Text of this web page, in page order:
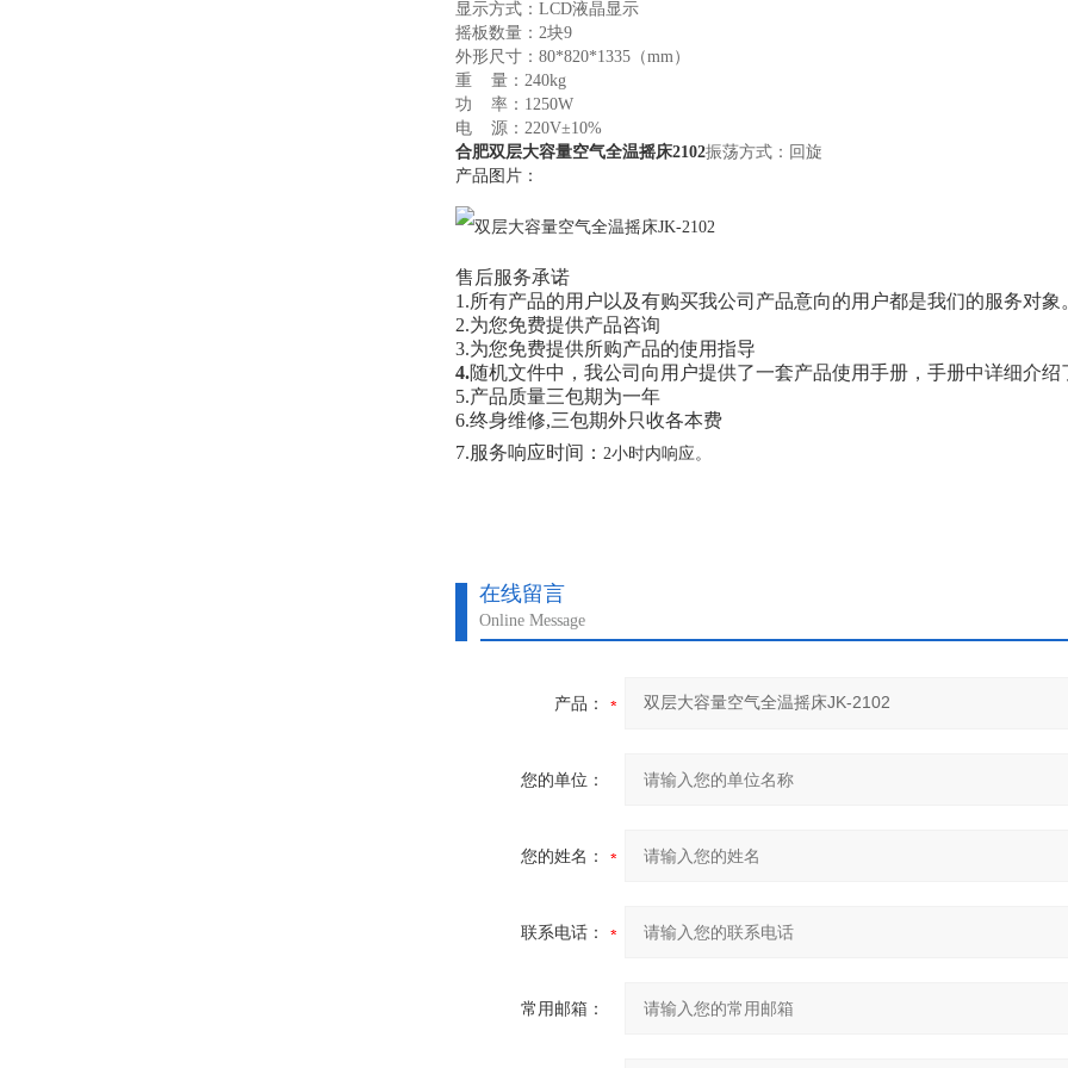
显示方式：LCD液晶显示
摇板数量：2块9
外形尺寸：80*820*1335（mm）
重 量：240kg
功 率：1250W
电 源：220V±10%
合肥双层大容量空气全温摇床2102振荡方式：回旋
产品图片：
售后服务承诺
1.所有产品的用户以及有购买我公司产品意向的用户都是我们的服务对象
2.为您免费提供产品咨询
3.为您免费提供所购产品的使用指导
4.随机文件中，我公司向用户提供了一套产品使用手册，手册中详细介绍
5.产品质量三包期为一年
6.终身维修,三包期外只收各本费
7.服务响应时间： 2小时内响应。
在线留言
Online Message
产品：
您的单位：
您的姓名：
联系电话：
常用邮箱：